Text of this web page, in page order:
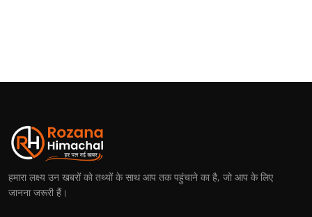
हमारा लक्ष्य उन खबरों को तथ्यों के साथ आप तक पहुंचाने का है, जो आप के लिए
जानना जरूरी हैं।